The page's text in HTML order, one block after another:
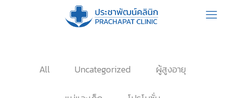
All Uncategorized ผู้สูงอายุ